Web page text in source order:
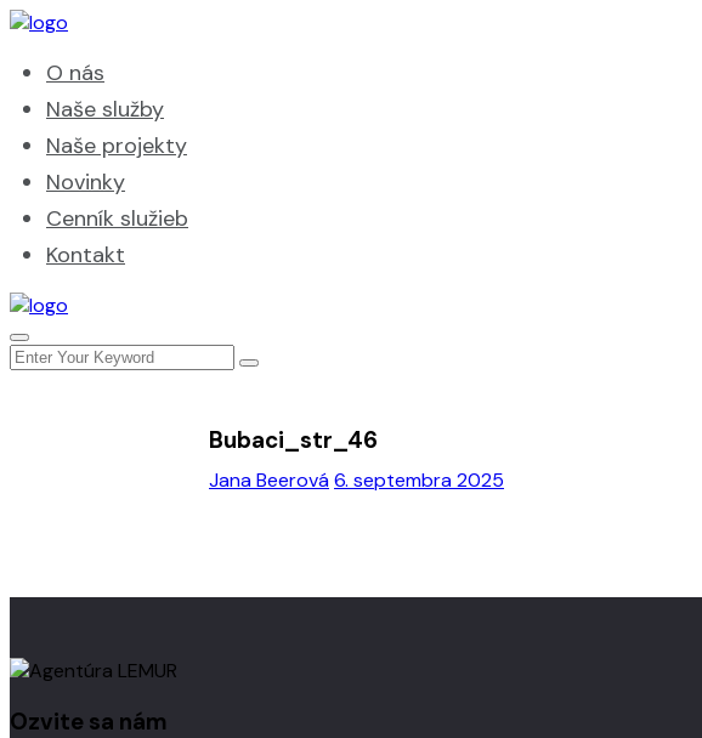
O nás
Naše služby
Naše projekty
Novinky
Cenník služieb
Kontakt
Jana Beerová6. septembra 2025
Bubaci_str_46
Ozvite sa nám